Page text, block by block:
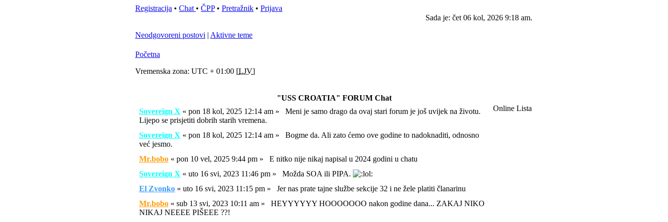
Registracija • Chat • ČPP• Pretražnik • Prijava
Sada je: čet 06 kol, 2026 9:18 am.
Neodgovoreni postovi | Aktivne teme
Početna
Vremenska zona: UTC + 01:00 [LJV]
"USS CROATIA" FORUM Chat
Sovereign X « pon 18 kol, 2025 12:14 am » Meni je samo drago da ovaj stari forum je još uvijek na životu.
Lijepo se prisjetiti dobrih starih vremena.
Sovereign X « pon 18 kol, 2025 12:14 am » Bogme da. Ali zato ćemo ove godine to nadoknaditi, odnosno
već jesmo.
Mr.bobo « pon 10 vel, 2025 9:44 pm » E nitko nije nikaj napisal u 2024 godini u chatu
Sovereign X « uto 16 svi, 2023 11:46 pm » Možda SOA ili PIPA.
El Zvonko « uto 16 svi, 2023 11:15 pm » Jer nas prate tajne službe sekcije 32 i ne žele platiti članarinu
Mr.bobo « sub 13 svi, 2023 10:11 am » HEYYYYYY HOOOOOOO nakon godine dana... ZAKAJ NIKO
NIKAJ NEEEE PIŠEEE ??!
Online Lista